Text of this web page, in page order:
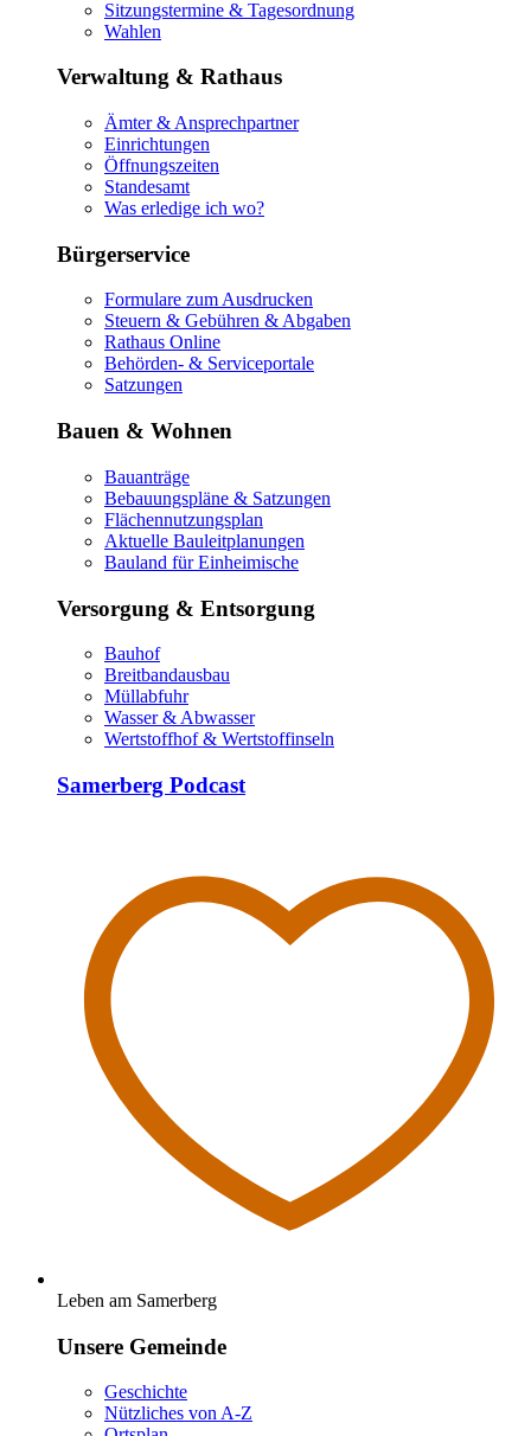
Sitzungstermine & Tagesordnung
Wahlen
Verwaltung & Rathaus
Ämter & Ansprechpartner
Einrichtungen
Öffnungszeiten
Standesamt
Was erledige ich wo?
Bürgerservice
Formulare zum Ausdrucken
Steuern & Gebühren & Abgaben
Rathaus Online
Behörden- & Serviceportale
Satzungen
Bauen & Wohnen
Bauanträge
Bebauungspläne & Satzungen
Flächennutzungsplan
Aktuelle Bauleitplanungen
Bauland für Einheimische
Versorgung & Entsorgung
Bauhof
Breitbandausbau
Müllabfuhr
Wasser & Abwasser
Wertstoffhof & Wertstoffinseln
Samerberg Podcast
Leben am Samerberg
Unsere Gemeinde
Geschichte
Nützliches von A-Z